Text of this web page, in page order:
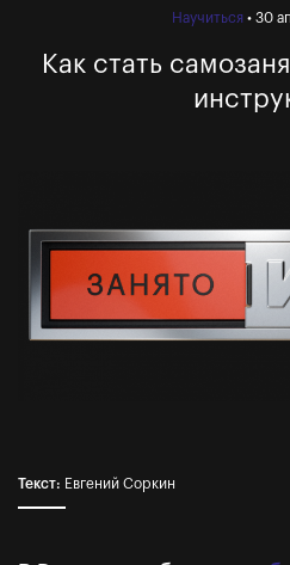
Научиться• 30
Как стать
Текст: Евгений Соркин